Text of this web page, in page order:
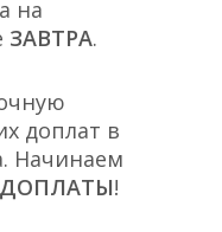
на
ЗАВТРА.
доплат в
Начинаем
!